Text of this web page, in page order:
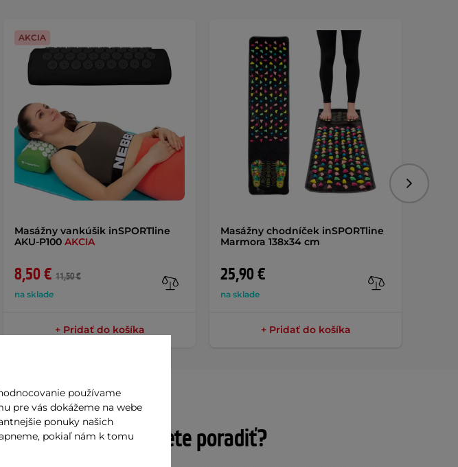
Masážny vankúšik inSPORTline
AKU-P100 AKCIA
8,50 € 11,50 €
na sklade
AKCIA
+ Pridať do košíka
Masážny chodníček inSPORTline
Marmora 138x34 cm
25,90 €
na sklade
+ Pridať do košíka
Potrebujete poradiť?
používame
pre vás dokážeme na webe
ponuky našich
pokiaľ nám k tomu